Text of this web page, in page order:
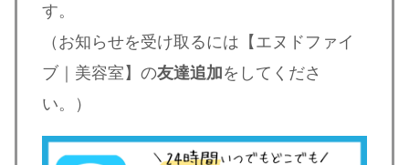
す。
（お知らせを受け取るには【エヌドファイ
ブ｜美容室】の友達追加をしてくださ
い。）